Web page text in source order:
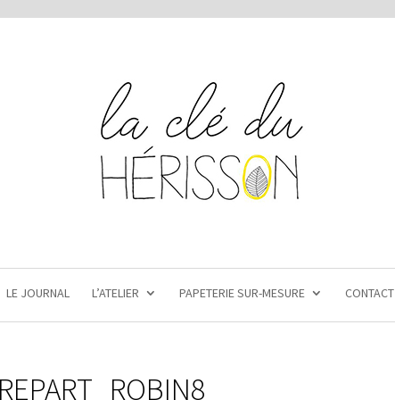
LE JOURNAL L’ATELIER PAPETERIE SUR-MESURE CONTACT